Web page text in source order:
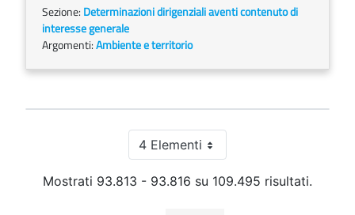
Sezione: Determinazioni dirigenziali aventi contenuto di
interesse generale
Argomenti:Ambiente e territorio
4 ElementiPer pagina
Mostrati 93.813 - 93.816 su 109.495 risultati.